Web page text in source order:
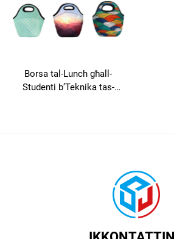
Borsa tal-Lunch għall-
Studenti b’Teknika tas-